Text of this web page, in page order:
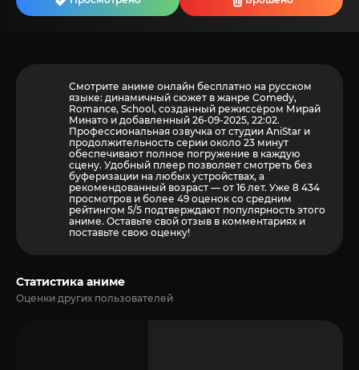
Смотрите аниме онлайн бесплатно на русском
языке: динамичный сюжет в жанре Comedy,
Romance, School, созданный режиссёром Мирай
Минато и добавленный 26-09-2025, 22:02.
Профессиональная озвучка от студии AniStar и
продолжительность серии около 23 минут
обеспечивают полное погружение в каждую
сцену. Удобный плеер позволяет смотреть без
буферизации на любых устройствах, а
рекомендованный возраст — от 16 лет. Уже 8 434
просмотров и более 49 оценок со средним
рейтингом 5/5 подтверждают популярность этого
аниме. Оставьте свой отзыв в комментариях и
поставьте свою оценку!
Статистика аниме
Оценки других пользователей